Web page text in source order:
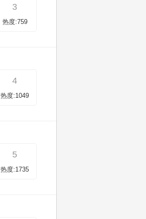
3
热度:759
4
热度:1049
5
热度:1735